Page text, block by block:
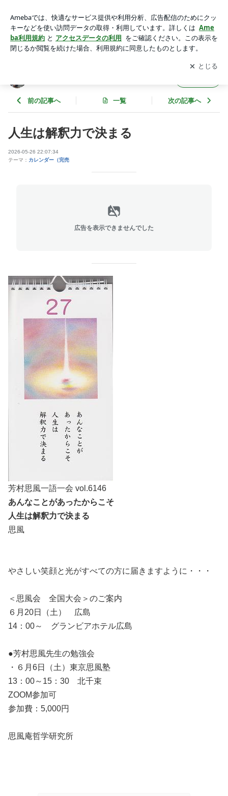
アプリをダウンロードして ブログの更新通知
を受け取りまし
ょう。
開く
前の記事へ 一覧 次の記事へ
人生は解釈力で決まる
2026-05-26 22:07:34
テーマ： カレンダー（完売
広告を表示できませんでした
芳村思風一語一会 vol.6146
あんなことがあったからこそ
人生は解釈力で決まる
思風
やさしい笑顔と光がすべての方に届きますように・・・
＜思風会 全国大会＞のご案内
６月20日（土） 広島
14：00～ グランビアホテル広島
●芳村思風先生の勉強会
・６月6日（土）東京思風塾
13：00～15：30 北千束
ZOOM参加可
参加費：5,000円
思風庵哲学研究所